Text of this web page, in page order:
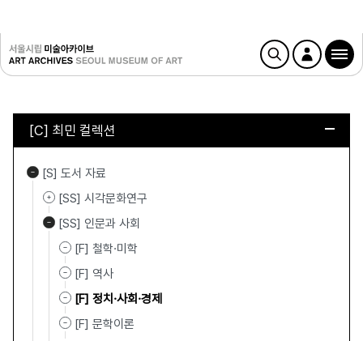
[C] 최민 컬렉션
[S] 도서 자료
[SS] 시각문화연구
[SS] 인문과 사회
[F] 철학·미학
[F] 역사
[F] 정치·사회·경제
[F] 문학이론